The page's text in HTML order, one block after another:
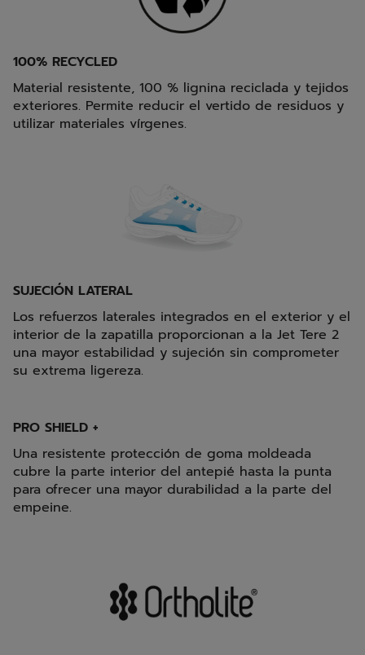
100% RECYCLED
Material resistente, 100 % lignina reciclada y tejidos
exteriores. Permite reducir el vertido de residuos y
utilizar materiales vírgenes.
SUJECIÓN LATERAL
Los refuerzos laterales integrados en el exterior y el
interior de la zapatilla proporcionan a la Jet Tere 2
una mayor estabilidad y sujeción sin comprometer
su extrema ligereza.
PRO SHIELD +
Una resistente protección de goma moldeada
cubre la parte interior del antepié hasta la punta
para ofrecer una mayor durabilidad a la parte del
empeine.